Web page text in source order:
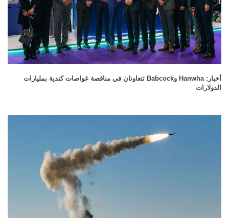
أخبار: Hanwha وBabcock تتعاونان في مناقصة غواصات كندية بمليارات
الدولارات